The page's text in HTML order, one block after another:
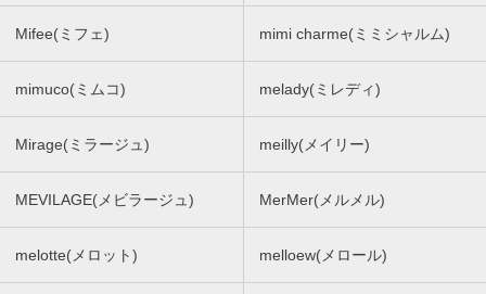
Mifee(ミフェ) mimi charme(ミミシャルム)
mimuco(ミムコ) melady(ミレディ)
Mirage(ミラージュ) meilly(メイリー)
MEVILAGE(メビラージュ) MerMer(メルメル)
melotte(メロット) melloew(メロール)